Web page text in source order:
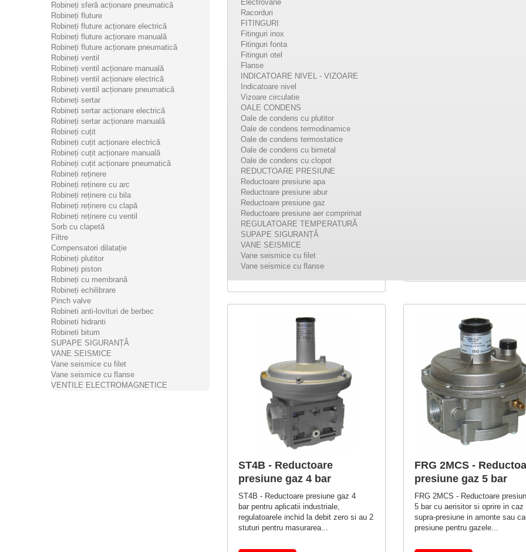
Electrovane
Racorduri
FITINGURI
Fitinguri inox
Fitinguri fonta
Fitinguri otel
Flanse
INDICATOARE NIVEL - VIZOARE
Indicatoare nivel
Vizoare circulatie
OALE CONDENS
Oale de condens cu plutitor
Oale de condens termodinamice
Oale de condens termostatice
Oale de condens cu bimetal
Oale de condens cu clopot
REDUCTOARE PRESIUNE
Reductoare presiune apa
Reductoare presiune abur
Reductoare presiune gaz
Reductoare presiune aer comprimat
REGULATOARE TEMPERATURĂ
SUPAPE SIGURANȚĂ
VANE SEISMICE
Vane seismice cu filet
Vane seismice cu flanse
Robineți sferă acționare pneumatică
Robineți fluture
Robineți fluture acționare electrică
Robineți fluture acționare manuală
Robineți fluture acționare pneumatică
Robineți ventil
Robineți ventil acționare manuală
Robineți ventil acționare electrică
Robineți ventil acționare pneumatică
Robineți sertar
Robineți sertar acționare electrică
Robineți sertar acționare manuală
Robineți cuțit
Robineți cuțit acționare electrică
Robineți cuțit acționare manuală
Robineți cuțit acționare pneumatică
Robineți reținere
Robineți reținere cu arc
Robineți reținere cu bila
Robineți reținere cu clapă
Robineți reținere cu ventil
Sorb cu clapetă
Filtre
Compensatori dilatație
Robineți plutitor
Robineți piston
Robineți cu membrană
Robineți echilibrare
Pinch valve
Robineti anti-lovituri de berbec
Robineti hidranti
Robineti bitum
SUPAPE SIGURANȚĂ
VANE SEISMICE
Vane seismice cu filet
Vane seismice cu flanse
VENTILE ELECTROMAGNETICE
ST1B - Reductoare
presiune gaz 1 bar
ST1B - Reductoare presiune gaz 1 bar,
DN100, DN125, DN150, fara filtru
destinate sistemelor industriale de
distribuţie a gazului metan,...
DETALII
ST4B - Reductoare
presiune gaz 4 bar
ST4B - Reductoare presiune gaz 4
bar pentru aplicatii industriale,
regulatoarele inchid la debit zero si au 2
stuturi pentru masurarea...
FRG 2MCS -
presiune gaz 5 bar
FRG 2MCS - Reductoare
5 bar cu aerisitor si oprire in caz
supra-presiune in amonte sau
presiune pentru gazele...